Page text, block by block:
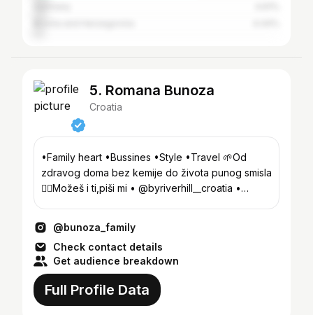
5. Romana Bunoza
Croatia
•Family heart •Bussines •Style •Travel 🌱Od
zdravog doma bez kemije do života punog smisla
✍🏼Možeš i ti,piši mi • @byriverhill__croatia •
@bunoza_family
Check contact details
Get audience breakdown
Full Profile Data